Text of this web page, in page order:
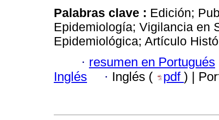
Palabras clave : Edición;
Epidemiología; Vigilancia en
Epidemiológica; Artículo
· resumen en Portugués
Inglés
· Inglés ( pdf ) |